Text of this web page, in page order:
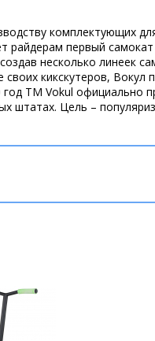
комплектующих
райдерам первый
несколько линеек
кикскутеров,
год ТМ Vokul
штатах. Цель –